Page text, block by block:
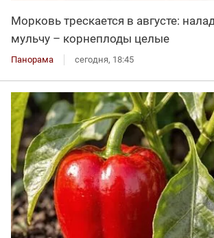
Морковь трескается в августе:
мульчу – корнеплоды целые
Панорама сегодня, 18:45